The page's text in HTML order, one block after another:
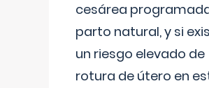
cesárea
parto natural, y si
un riesgo elevado de
rotura de útero en